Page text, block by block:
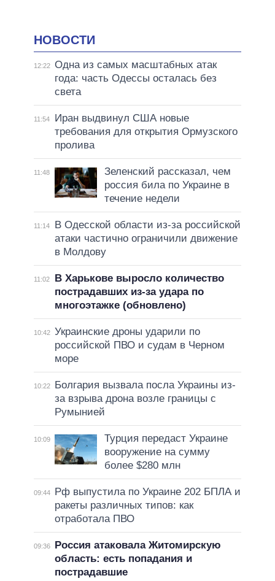
НОВОСТИ
12:22 Одна из самых масштабных атак
года: часть Одессы осталась без
света
11:54
Иран выдвинул США новые
требования для открытия Ормузского
пролива
11:48
Зеленский рассказал, чем
россия била по Украине в
течение недели
11:14
В Одесской области из-за российской
атаки частично ограничили движение
в Молдову
11:02
В Харькове выросло количество
пострадавших из-за удара по
многоэтажке (обновлено)
10:42 Украинские дроны ударили по
российской ПВО и судам в Черном
море
10:22
Болгария вызвала посла Украины из-
за взрыва дрона возле границы с
Румынией
10:09
Турция передаст Украине
вооружение на сумму
более $280 млн
09:44
Рф выпустила по Украине 202 БПЛА и
ракеты различных типов: как
отработала ПВО
09:36
Россия атаковала Житомирскую
область: есть попадания и
пострадавшие